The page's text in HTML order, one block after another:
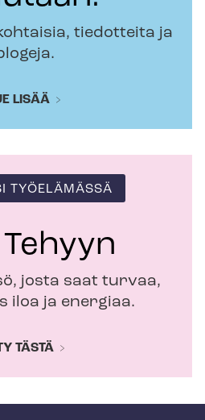
tiedotteita ja
LISÄÄ
TYÖELÄMÄSSÄ
josta saat turvaa,
iloa ja energiaa.
TÄSTÄ